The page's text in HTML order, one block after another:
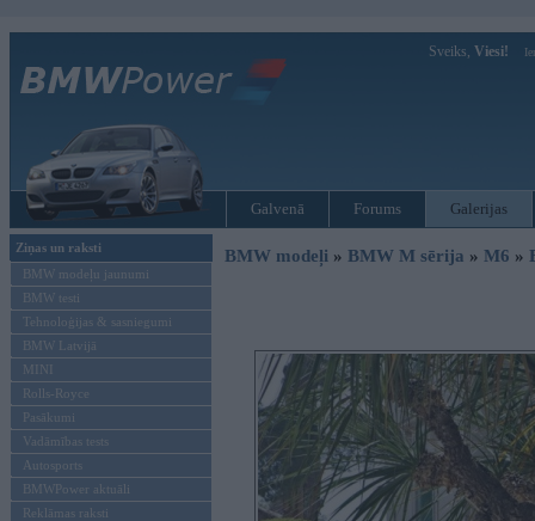
Sveiks, Viesi!
Galvenā Forums Galerijas
Ziņas un raksti
BMW modeļu jaunumi
BMW testi
Tehnoloģijas & sasniegumi
BMW Latvijā
MINI
Rolls-Royce
Pasākumi
Vadāmības tests
Autosports
BMWPower aktuāli
Reklāmas raksti
BMW modeļi » BMW M sērija » M6 »